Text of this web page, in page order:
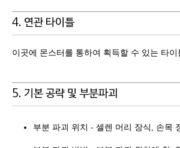
4. 연관 타이틀
이곳에 몬스터를 통하여 획득할 수 있는 타
5. 기본 공략 및 부분파괴
부분 파괴 위치 - 셀렌 머리 장식, 손목